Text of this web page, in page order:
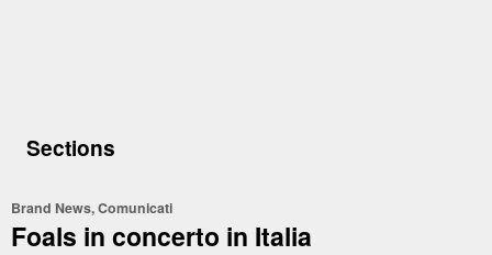
Sections
Brand News,Comunicati
Foals in concerto in Italia